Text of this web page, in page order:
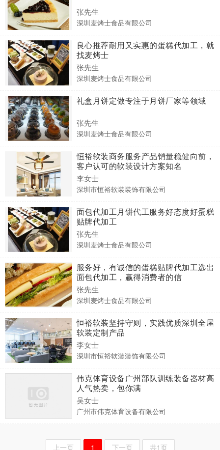
张先生
深圳麦烤士食品有限公司
良心推荐耐用又实惠的蛋糕代加工，就
找麦烤士
张先生
深圳麦烤士食品有限公司
礼盒月饼定做专注于月饼厂家等领域
张先生
深圳麦烤士食品有限公司
恒裕软装商务服务产品销量稳健向前，
客户认可的软装设计方案知名
李女士
深圳市恒裕软装装饰有限公司
面包代加工月饼代工服务好态度好蛋糕
贴牌代加工
张先生
深圳麦烤士食品有限公司
服务好，有诚信的蛋糕贴牌代加工选出
面包代加工，赢得消费者的信
张先生
深圳麦烤士食品有限公司
恒裕软装坚持守则，实践优质深圳全屋
软装定制产品
李女士
深圳市恒裕软装装饰有限公司
伟克体育设备广州部队训练装备器材高
人气热卖，包你满
吴女士
广州市伟克体育设备有限公司
上一页 1 下一页 共1页